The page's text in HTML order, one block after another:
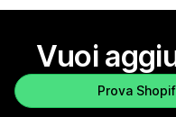
Vuoi
Prova